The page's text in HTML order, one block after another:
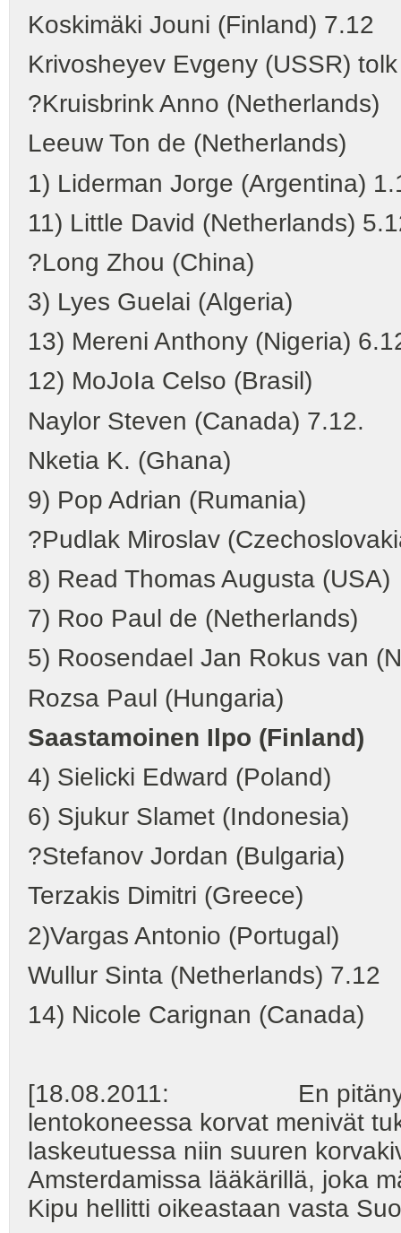
Koskimäki Jouni (Finland) 7.12
Krivosheyev Evgeny (USSR) tolk
?Kruisbrink Anno (Netherlands)
Leeuw Ton de (Netherlands)
1) Liderman Jorge (Argentina)
11) Little David (Netherlands)
?Long Zhou (China)
3) Lyes Guelai (Algeria)
13) Mereni Anthony (Nigeria)
12) MoJoIa Celso (Brasil)
Naylor Steven
Nketia K. (Ghana)
9) Pop Adrian (Rumania)
?Pudlak Miroslav
8) Read Thomas Augusta (USA)
7) Roo Paul de (Netherlands)
5) Roosendael Jan Rokus van
Rozsa Paul (Hungaria)
Saastamoinen Ilpo (Finland)
4) Sielicki Edward (Poland)
6) Sjukur Slamet (Indonesia)
?Stefanov Jordan (Bulgaria)
Terzakis Dimitri (Greece)
2)Vargas Antonio (Portugal)
Wullur Sinta (Netherlands) 7.12
14) Nicole Carignan (Canada)
[18.08.2011: En pitänyt
lentokoneessa korvat menivät
laskeutuessa niin suuren
Amsterdamissa lääkärillä, joka
Kipu hellitti oikeastaan vasta